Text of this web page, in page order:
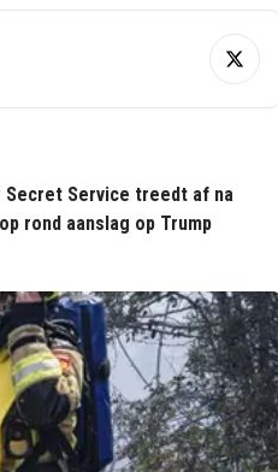
Secret Service treedt af na
rond aanslag op Trump